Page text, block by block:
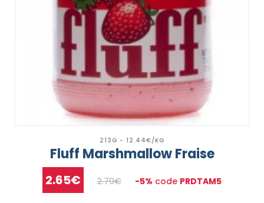
213G - 12.44€/KG
Fluff Marshmallow Fraise
2.65€ 2.79€ -5% code PRDTAM5